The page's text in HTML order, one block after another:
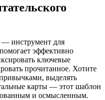
— инструмент для
эффективно
ключевые
прочитанное. Хотите
выделять
карты — этот шаблон
и осмысленным.